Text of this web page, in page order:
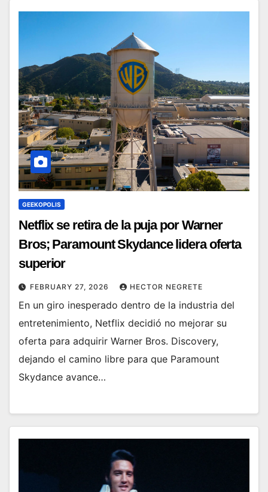
GEEKOPOLIS
Netflix se retira de la puja por Warner
Bros; Paramount Skydance lidera oferta
superior
FEBRUARY 27, 2026 HECTOR NEGRETE
En un giro inesperado dentro de la industria del
entretenimiento, Netflix decidió no mejorar su
oferta para adquirir Warner Bros. Discovery,
dejando el camino libre para que Paramount
Skydance avance…